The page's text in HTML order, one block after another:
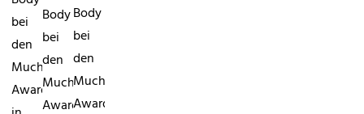
bei
den
MuchMusic-
Awards
Body
bei
den
MuchMusic-
Awards
Body
bei
den
MuchMusic-
Awards